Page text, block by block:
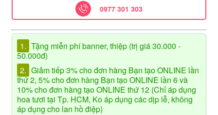
0977 301 303
1. Tặng miễn phí banner, thiệp (trị giá 30.000 -
50.000đ)
2. Giảm tiếp 3% cho đơn hàng Bạn tạo ONLINE lần
thứ 2, 5% cho đơn hàng Bạn tạo ONLINE lần 6 và
10% cho đơn hàng tạo ONLINE thứ 12 (Chỉ áp dụng
hoa tươi tại Tp. HCM, Ko áp dụng các dịp lễ, không
áp dụng cho lan hồ điệp)